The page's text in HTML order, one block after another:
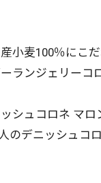
小麦100％にこ
ランジェリーコロ
シュコロネ マロ
のデニッシュコロ